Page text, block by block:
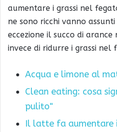
aumentare i grassi nel
ne sono ricchi vanno
eccezione il succo di
invece di ridurre i grassi nel
Acqua e limone al
Clean eating: cosa
pulito"
Il latte fa aumentare